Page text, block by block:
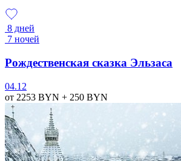
8 дней
7 ночей
Рождественская сказка Эльзаса
04.12
от 2253 BYN + 250 BYN